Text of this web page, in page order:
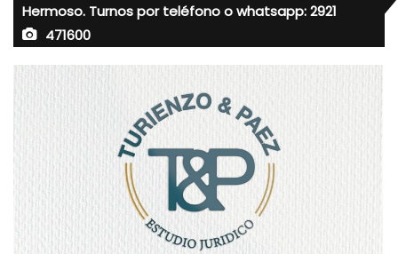
Hermoso. Turnos por teléfono o whatsapp: 2921
471600